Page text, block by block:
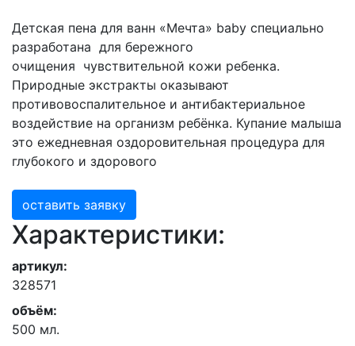
Детская пена для ванн «Мечта» baby специально
разработана для бережного
очищения чувствительной кожи ребенка.
Природные экстракты оказывают
противовоспалительное и антибактериальное
воздействие на организм ребёнка. Купание малыша
это ежедневная оздоровительная процедура для
глубокого и здорового
оставить заявку
Характеристики:
артикул:
328571
объём:
500 мл.